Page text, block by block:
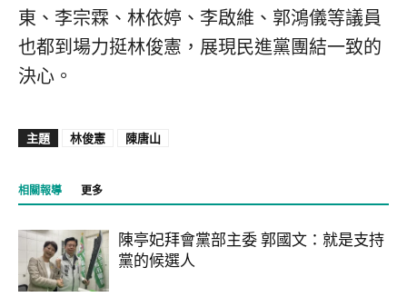
東、李宗霖、林依婷、李啟維、郭鴻儀等議員
也都到場力挺林俊憲，展現民進黨團結一致的
決心。
主題 林俊憲 陳唐山
相關報導 更多
陳亭妃拜會黨部主委 郭國文：就是支持
黨的候選人